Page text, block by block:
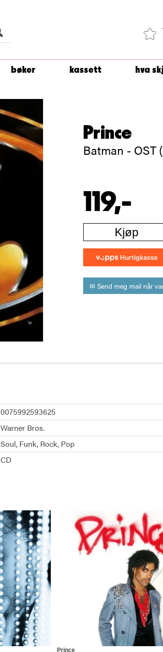
bøker kassett hva
Prince
Batman - OST
119,-
Kjøp
✉ Send meg mail når
0075992593625
Warner Bros.
Soul Funk Rock Pop
CD
Prince